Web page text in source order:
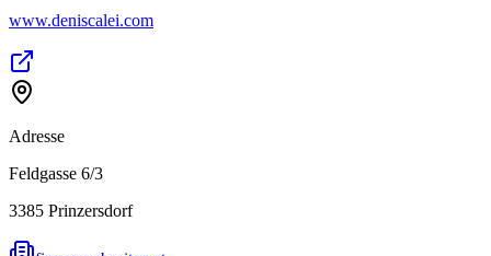
www.deniscalei.com
Adresse
Feldgasse 6/3
3385 Prinzersdorf